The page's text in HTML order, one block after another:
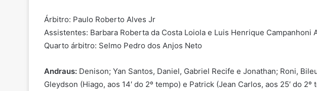
Árbitro: Paulo Roberto Alves Jr
Assistentes: Barbara Roberta da Costa Loiola e Luis Henrique Campanhoni
Quarto árbitro: Selmo Pedro dos Anjos Neto
Andraus: Denison; Yan Santos, Daniel, Gabriel Recife e Jonathan; Roni,
Gleydson (Hiago, aos 14′ do 2º tempo) e Patrick (Jean Carlos, aos 25′ do 2º